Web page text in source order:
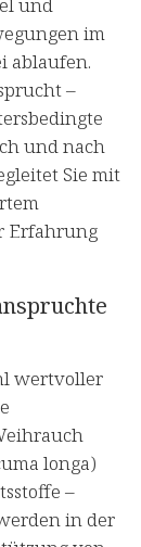
und
im
ablaufen.
–
und nach
Sie mit
Erfahrung
wertvoller
longa)
–
in der